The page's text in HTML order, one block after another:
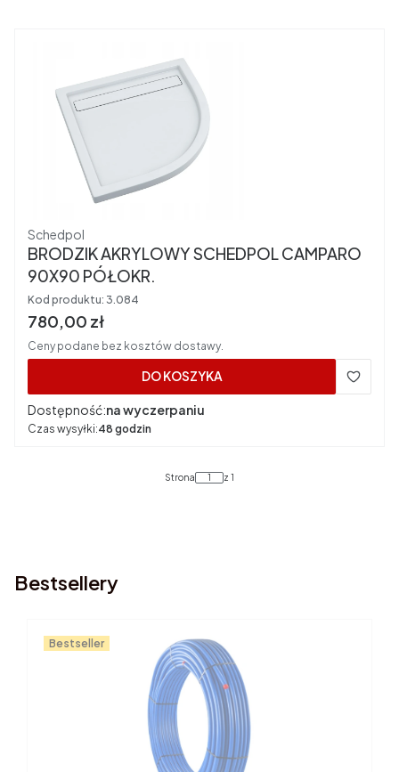
Producent
Schedpol
BRODZIK AKRYLOWY SCHEDPOL CAMPARO
90X90 PÓŁOKR.
Kod produktu: 3.084
Cena brutto
780,00 zł
Ceny podane bez kosztów dostawy.
DO KOSZYKA
Dostępność:na wyczerpaniu
Czas wysyłki:48 godzin
Strona z 1
Bestsellery
Bestseller